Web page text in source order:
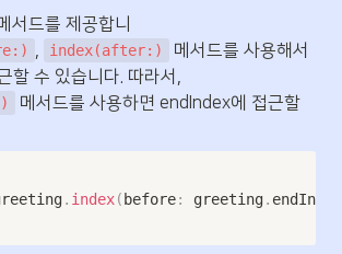
서드를 제공합니
, index(after:)
메서드를 사용해서
메서드를 사용하면 endIndex에 접근할
. index( before: greeting. endIndex